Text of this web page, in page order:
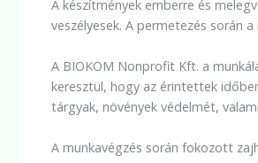
A készítmények emberre és
veszélyesek. A permetezés során
A BIOKOM Nonprofit Kft. a
keresztül, hogy az érintettek
tárgyak, növények védelmét,
A munkavégzés során fokozott